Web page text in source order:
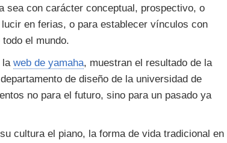
sea con carácter conceptual, prospectivo, o
en ferias, o para establecer vínculos con
el mundo.
la web de yamaha, muestran el resultado de la
de diseño de la universidad de
no para el futuro, sino para un pasado ya
cultura el piano, la forma de vida tradicional en